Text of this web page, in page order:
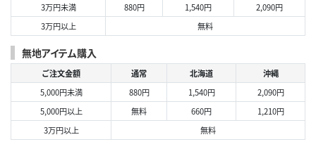
3万円未満
880円 1,540円
2,090円
3万円以上
無料
無地アイテム購入
ご注文金額 通常 北海道
沖縄
5,000円未満
880円 1,540円
2,090円
5,000円以上
無料 660円
1,210円
3万円以上
無料